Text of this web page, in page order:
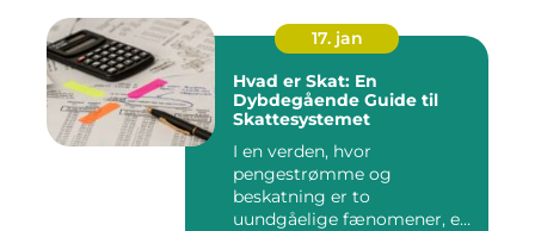
17. jan
Hvad er Skat: En
Dybdegående Guide til
Skattesystemet
I en verden, hvor
pengestrømme og
beskatning er to
uundgåelige fænomener, er